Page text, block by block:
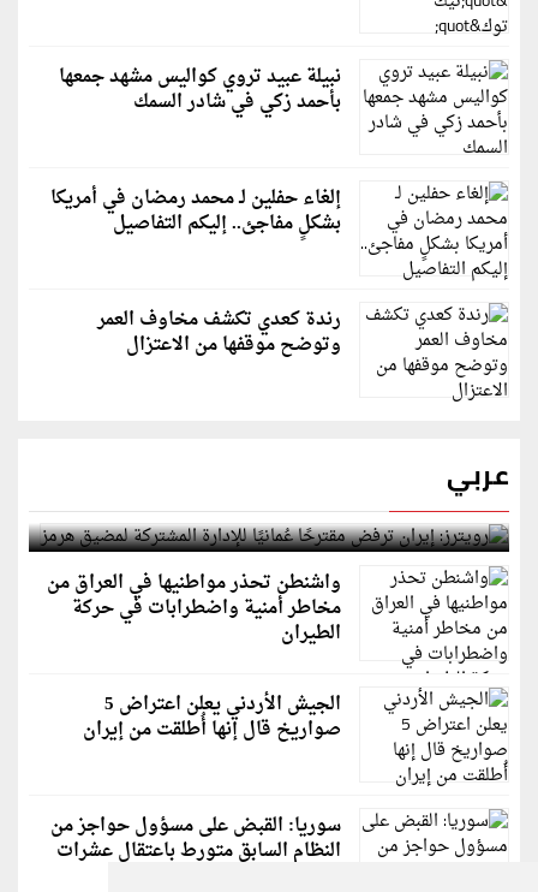
نبيلة عبيد تروي كواليس مشهد جمعها
بأحمد زكي في شادر السمك
إلغاء حفلين لـ محمد رمضان في أمريكا
بشكلٍ مفاجئ.. إليكم التفاصيل
رندة كعدي تكشف مخاوف العمر
وتوضح موقفها من الاعتزال
عربي
رويترز: إيران ترفض مقترحًا عُمانيًا للإدارة المشتركة
لمضيق هرمز
واشنطن تحذر مواطنيها في العراق من
مخاطر أمنية واضطرابات في حركة
الطيران
الجيش الأردني يعلن اعتراض 5
صواريخ قال إنها أُطلقت من إيران
سوريا: القبض على مسؤول حواجز من
النظام السابق متورط باعتقال عشرات